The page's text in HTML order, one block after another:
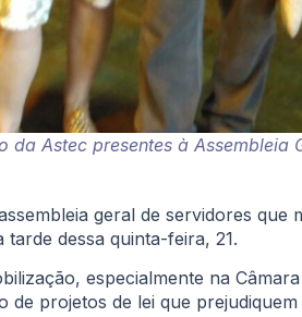
da Astec presentes à Assembleia
geral de servidores
dessa quinta-feira, 21.
especialmente na
projetos de lei que